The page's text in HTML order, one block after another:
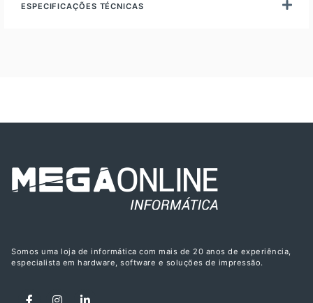
ESPECIFICAÇÕES TÉCNICAS
Somos uma loja de informática com mais de 20 anos de experiência,
especialista em hardware, software e soluções de impressão.